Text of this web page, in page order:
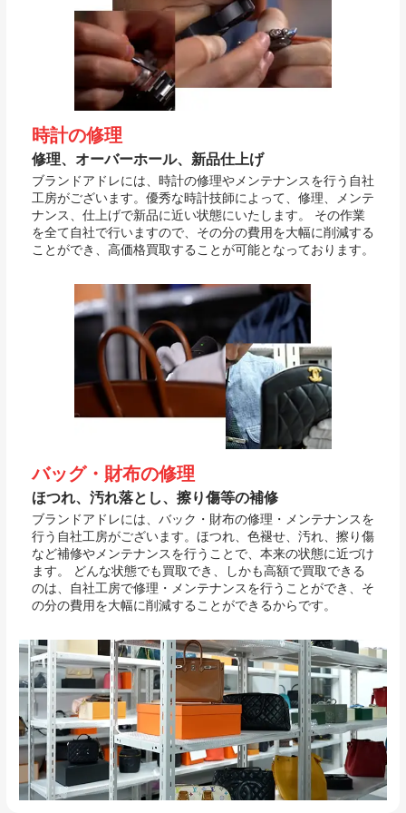
時計の修理
修理、オーバーホール、新品仕上げ
ブランドアドレには、時計の修理やメンテナンスを行う自社
工房がございます。優秀な時計技師によって、修理、メンテ
ナンス、仕上げで新品に近い状態にいたします。 その作業
を全て自社で行いますので、その分の費用を大幅に削減する
ことができ、高価格買取することが可能となっております。
バッグ・財布の修理
ほつれ、汚れ落とし、擦り傷等の補修
ブランドアドレには、バック・財布の修理・メンテナンスを
行う自社工房がございます。ほつれ、色褪せ、汚れ、擦り傷
など補修やメンテナンスを行うことで、本来の状態に近づけ
ます。 どんな状態でも買取でき、しかも高額で買取できる
のは、自社工房で修理・メンテナンスを行うことができ、そ
の分の費用を大幅に削減することができるからです。